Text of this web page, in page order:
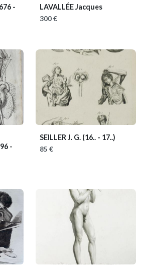
-
LAVALLÉE Jacques
300 €
-
SEILLER J. G. (16.. - 17..)
85 €